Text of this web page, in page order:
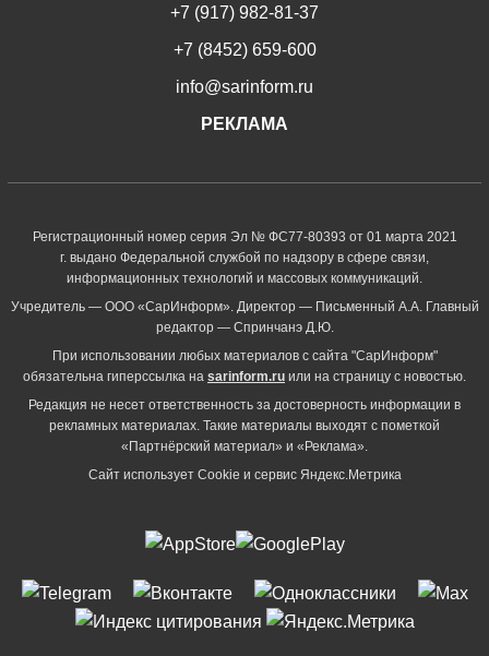
+7 (917) 982-81-37
+7 (8452) 659-600
info@sarinform.ru
РЕКЛАМА
Регистрационный номер серия Эл № ФС77-80393 от 01 марта 2021
г. выдано Федеральной службой по надзору в сфере связи,
информационных технологий и массовых коммуникаций.
Учредитель — ООО «СарИнформ». Директор — Письменный А.А. Главный
редактор — Спринчанэ Д.Ю.
При использовании любых материалов с сайта "СарИнформ"
обязательна гиперссылка на sarinform.ru или на страницу с новостью.
Редакция не несет ответственность за достоверность информации в
рекламных материалах. Такие материалы выходят с пометкой
«Партнёрский материал» и «Реклама».
Сайт использует Cookie и сервиc Яндекс.Метрика